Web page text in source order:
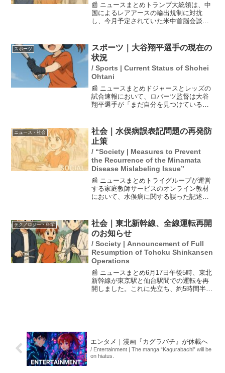
📰 ニュースまとめトランプ大統領は、中
国によるレアアースの輸出規制に対抗
し、今月予定されていた米中首脳会談を
言し、会談の実施を強調しました。米中
の貿易摩擦が続く中、両国...
スポーツ
スポーツ｜大谷翔平選手の現在の
状況
/ Sports | Current Status of Shohei
Ohtani
📰 ニュースまとめドジャースとレッズの
試合速報において、ロバーツ監督は大谷
翔平選手が「まだ自分を見つけている途
を期待する声もありますが、怪我のない
ことを願うファンも多...
ニュース・社会
社会｜水俣病誤表記問題の再発防
止策
/ “Society | Measures to Prevent
the Recurrence of the Minamata
Disease Mislabeling Issue”
📰 ニュースまとめトライグループが運営
する家庭教師サービスのオンライン教材
において、水俣病に関する誤った記述が
たことが発覚し、トライは環境省に対
し、社内研修の実施や教材...
テクノロジー・科学
社会｜東北新幹線、全線運転再開
のお知らせ
/ Society | Announcement of Full
Resumption of Tohoku Shinkansen
Operations
📰 ニュースまとめ6月17日午後5時、東北
新幹線が東京駅と仙台駅間での運転を再
開しました。これに先立ち、約5時間半に
エンタメ｜漫画『カグラバチ』が休載へ
/ Entertainment | The manga “Kagurabachi” will be
on hiatus.